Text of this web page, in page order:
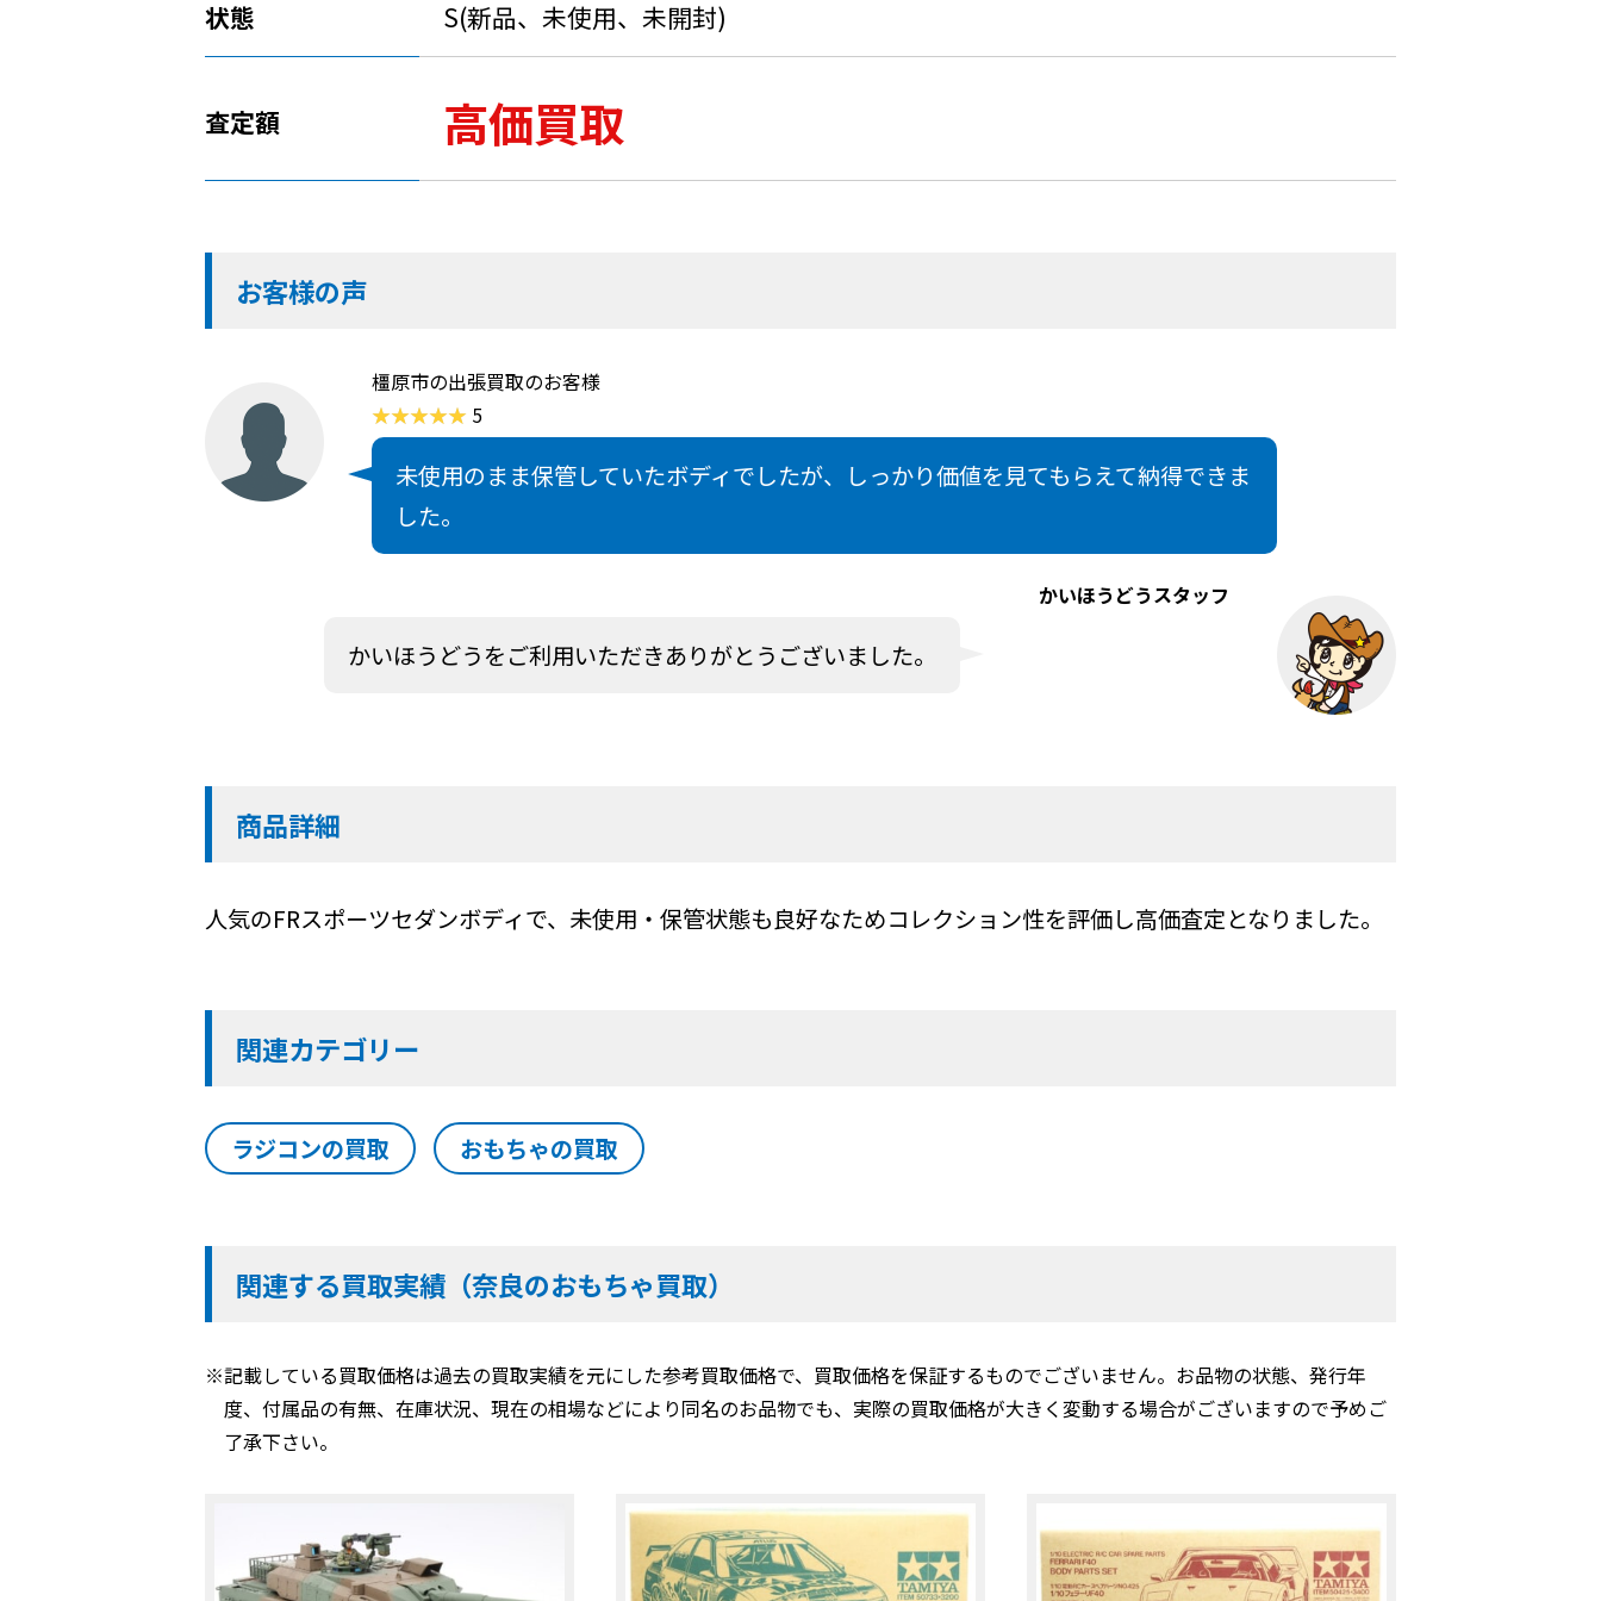
状態 S(新品、未使用、未開封)
査定額 高価買取
お客様の声
橿原市の出張買取のお客様
5
未使用のまま保管していたボディでしたが、しっかり価値を見てもらえて納得できま
した。
かいほうどうスタッフ
かいほうどうをご利用いただきありがとうございました。
商品詳細
人気のFRスポーツセダンボディで、未使用・保管状態も良好なためコレクション性を評価し高価査定となりました。
関連カテゴリー
ラジコンの買取 おもちゃの買取
関連する買取実績（奈良のおもちゃ買取）
※記載している買取価格は過去の買取実績を元にした参考買取価格で、買取価格を保証するものでございません。お品物の状態、発行年
度、付属品の有無、在庫状況、現在の相場などにより同名のお品物でも、実際の買取価格が大きく変動する場合がございますので予めご
了承下さい。